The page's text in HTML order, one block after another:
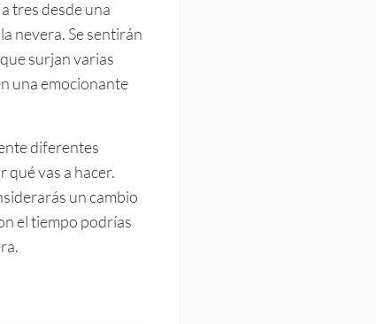
tres desde una
nevera. Se sentirán
surjan varias
una emocionante
diferentes
vas a hacer.
un cambio
el tiempo podrías